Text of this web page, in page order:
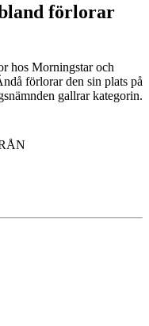
förlorar
hos Morningstar och
förlorar den sin plats på
gallrar kategorin.